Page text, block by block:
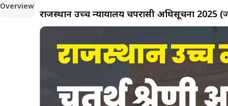
Overview
राजस्थान उच्च न्यायालय चपरासी अधिसूचना